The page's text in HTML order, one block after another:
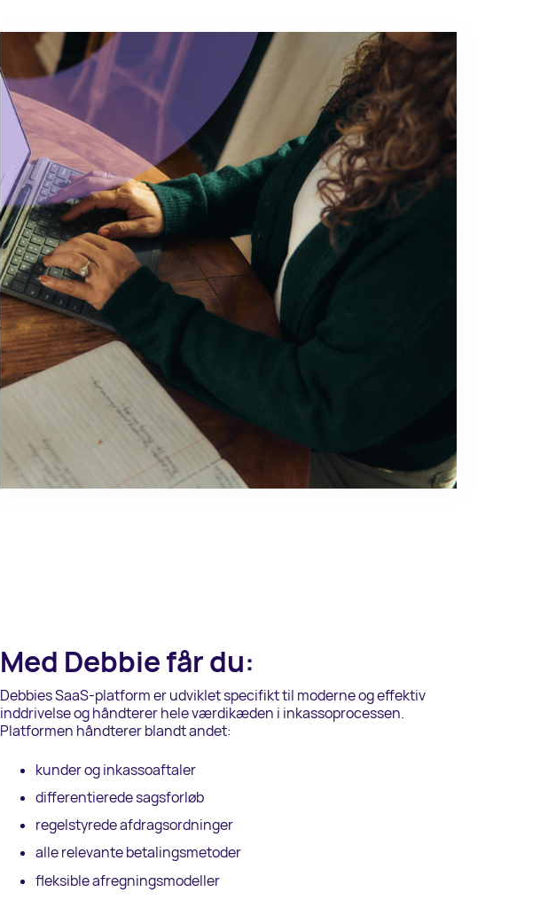
Med Debbie får du:
Debbies SaaS-platform er udviklet specifikt til moderne og effektiv
inddrivelse og håndterer hele værdikæden i inkassoprocessen.
Platformen håndterer blandt andet:
kunder og inkassoaftaler
differentierede sagsforløb
regelstyrede afdragsordninger
alle relevante betalingsmetoder
fleksible afregningsmodeller